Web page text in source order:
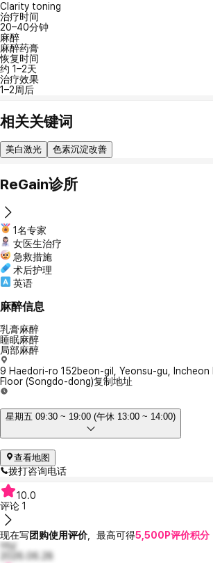
Clarity toning
治疗时间
20–40分钟
麻醉
麻醉药膏
恢复时间
约 1–2天
治疗效果
1–2周后
相关关键词
美白激光 色素沉淀改善
ReGain诊所
1名专家
女医生治疗
急救措施
术后护理
英语
麻醉信息
乳膏麻醉
睡眠麻醉
局部麻醉
9 Haedori-ro 152beon-gil, Yeonsu-gu,
Floor (Songdo-dong)复制地址
星期五 09:30 ~ 19:00 (午休 13:00 ~ 14:00)
查看地图
拨打咨询电话
10.0
评论 1
现在写团购使用评价，最高可得5,500P评价积分
어닝
2026.06.28